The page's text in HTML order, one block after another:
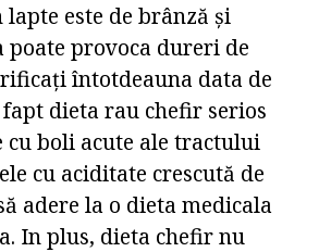
este de brânză și
poate provoca dureri de
întotdeauna data de
dieta rau chefir serios
cu boli acute ale tractului
cu aciditate crescută de
adere la o dieta medicala
In plus, dieta chefir nu